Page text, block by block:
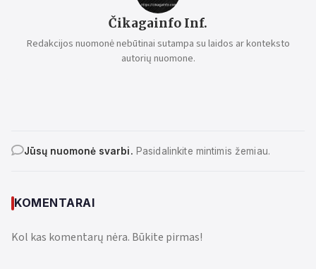
Čikagainfo Inf.
Redakcijos nuomonė nebūtinai sutampa su laidos ar konteksto
autorių nuomone.
Jūsų nuomonė svarbi. Pasidalinkite mintimis žemiau.
KOMENTARAI
Kol kas komentarų nėra. Būkite pirmas!